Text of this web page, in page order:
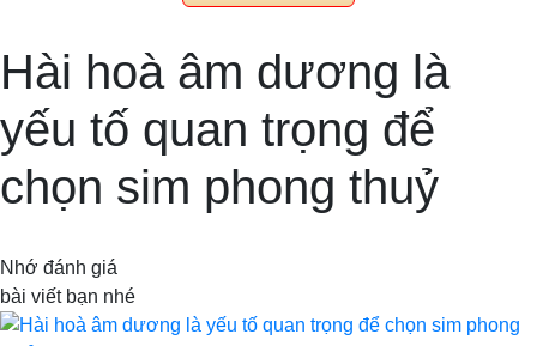
Hài hoà âm dương là
yếu tố quan trọng để
chọn sim phong thuỷ
Nhớ đánh giá
bài viết bạn nhé